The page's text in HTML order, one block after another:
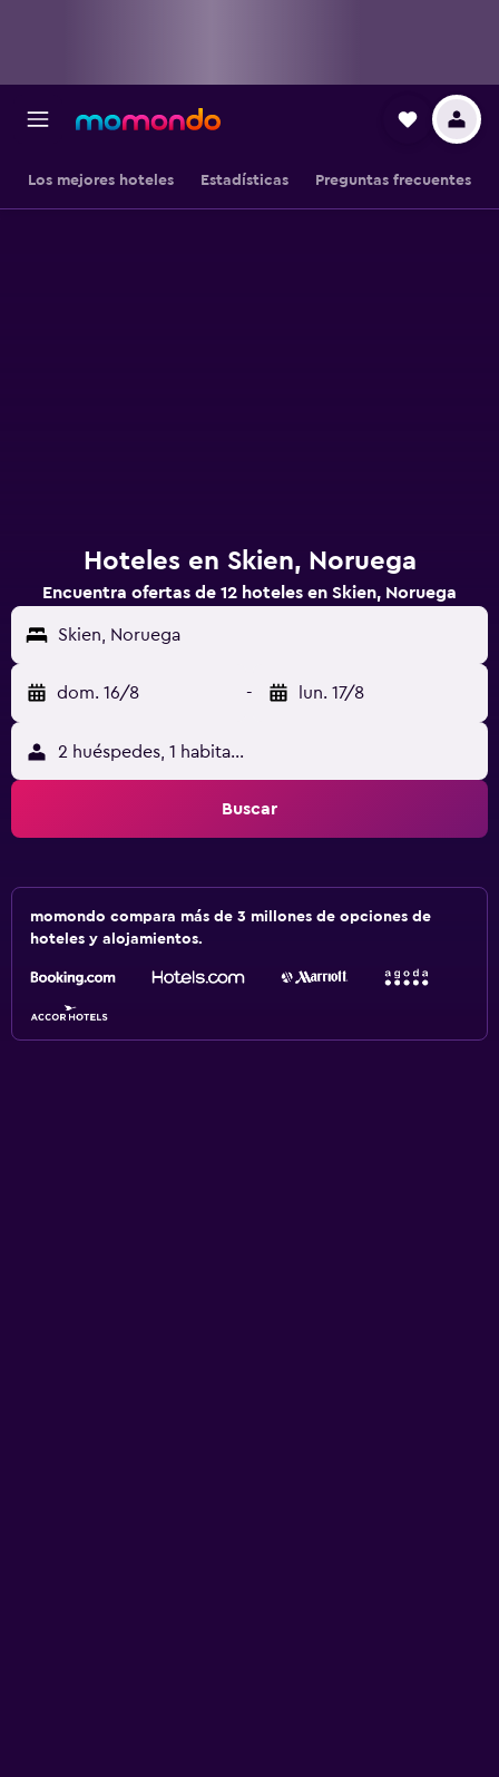
Los mejores hoteles Estadísticas Preguntas frecuentes
Hoteles en Skien, Noruega
Encuentra ofertas de 12 hoteles en Skien, Noruega
Skien, Noruega
dom. 16/8 - lun. 17/8
2 huéspedes, 1 habitación
Buscar
momondo compara más de 3 millones de opciones de
hoteles y alojamientos.